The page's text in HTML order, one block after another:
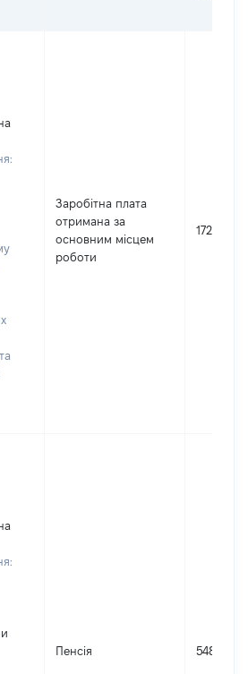
Заробітна плата
отримана за
основним місцем
роботи
172930
Пенсія 54813